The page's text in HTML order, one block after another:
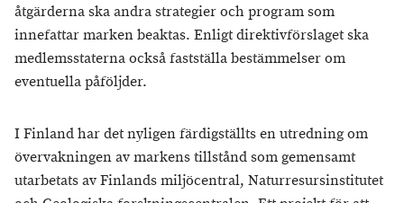
åtgärderna ska andra strategier och program som
innefattar marken beaktas. Enligt direktivförslaget ska
medlemsstaterna också fastställa bestämmelser om
eventuella påföljder.
I Finland har det nyligen färdigställts en utredning om
övervakningen av markens tillstånd som gemensamt
utarbetats av Finlands miljöcentral, Naturresursinstitutet